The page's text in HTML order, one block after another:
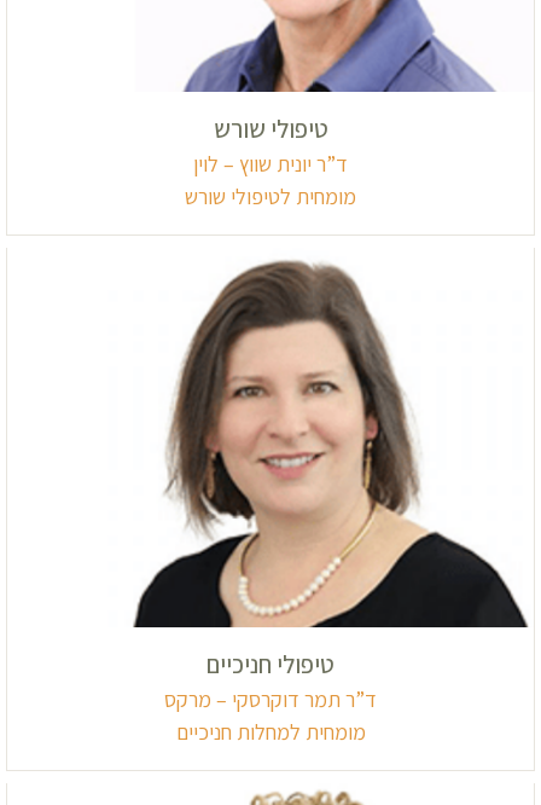
טיפולי שורש
ד”ר יונית שווץ – לוין
מומחית לטיפולי שורש
טיפולי חניכיים
ד”ר תמר דוקרסקי – מרקס
מומחית למחלות חניכיים